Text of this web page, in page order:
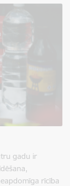
gadu ir
rīcība